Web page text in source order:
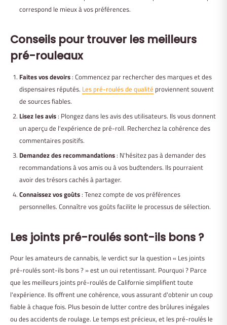
correspond le mieux à vos préférences.
Conseils pour trouver les meilleurs
pré-rouleaux
Faites vos devoirs: Commencez par rechercher des marques et des
dispensaires réputés. Les pré-roulés de qualité proviennent souvent
de sources fiables.
Lisez les avis: Plongez dans les avis des utilisateurs. Ils vous donnent
un aperçu de l'expérience de pré-roll. Recherchez la cohérence des
commentaires positifs.
Demandez des recommandations: N'hésitez pas à demander des
recommandations à vos amis ou à vos budtenders. Ils pourraient
avoir des trésors cachés à partager.
Connaissez vos goûts: Tenez compte de vos préférences
personnelles. Connaître vos goûts facilite le processus de sélection.
Les joints pré-roulés sont-ils bons ?
Pour les amateurs de cannabis, le verdict sur la question « Les joints
pré-roulés sont-ils bons ? » est un oui retentissant. Pourquoi ? Parce
que les meilleurs joints pré-roulés de Californie simplifient toute
l'expérience. Ils offrent une cohérence, vous assurant d'obtenir un coup
fiable à chaque fois. Plus besoin de lutter contre des brûlures inégales
ou des accidents de roulage. Le temps est précieux, et les pré-roulés le